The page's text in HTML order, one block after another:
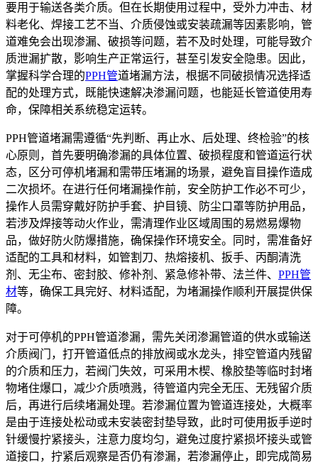
要用于输送各类介质。但在长期使用过程中，受外力冲击、材
料老化、焊接工艺不当、介质侵蚀或安装疏漏等因素影响，管
道难免会出现渗漏、破损等问题，若不及时处理，可能导致介
质泄漏扩散，影响生产正常运行，甚至引发安全隐患。因此，
掌握科学合理的PPH管道堵漏方法，根据不同破损情况选择适
配的处理方式，既能快速解决渗漏问题，也能延长管道使用寿
命，保障相关系统稳定运转。
PPH管道堵漏需遵循“先判断、再止水、后处理、终检验”的核
心原则，首先要明确渗漏的具体位置、破损程度和管道运行状
态，区分可停机堵漏和需带压堵漏的场景，避免盲目操作造成
二次损坏。在进行任何堵漏操作前，安全防护工作必不可少，
操作人员需穿戴好防护手套、护目镜、防尘口罩等防护用品，
若涉及焊接等动火作业，需清理作业区域周围的易燃易爆物
品，做好防火防爆措施，确保操作环境安全。同时，需准备好
适配的工具和材料，如管割刀、热熔接机、扳手、丙酮清洗
剂、无尘布、密封胶、修补剂、紧急修补带、法兰件、 PPH管
材等，确保工具完好、材料适配，为堵漏操作顺利开展提供保
障。
对于可停机的PPH管道渗漏，需先关闭渗漏管道的供水或输送
介质阀门，打开管道低点的排放阀或水龙头，排空管道内残留
的介质和压力，若阀门失效，可采用木楔、橡胶垫等临时封堵
物堵住爆口，减少介质喷溅，待管道内完全无压、无残留介质
后，再进行后续堵漏处理。若渗漏位置为管道连接处，大概率
是由于连接处松动或未安装密封垫导致，此时可使用扳手逆时
针缓慢拧紧接头，注意力度均匀，避免过度拧紧损坏接头或管
道接口，拧紧后观察是否仍有渗漏，若渗漏停止，即完成简易